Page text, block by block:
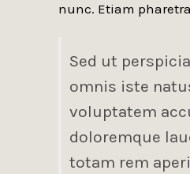
nunc. Etiam
Sed ut
omnis iste
voluptatem
doloremque
totam rem